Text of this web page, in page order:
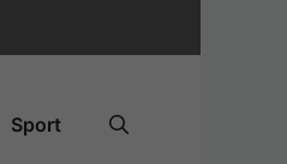
Sport